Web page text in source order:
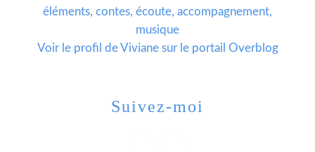
éléments, contes, écoute, accompagnement,
musique
Voir le profil deVivianesur le portail Overblog
Suivez-moi